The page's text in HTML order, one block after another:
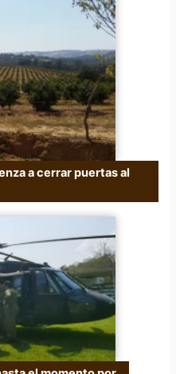
a cerrar puertas al